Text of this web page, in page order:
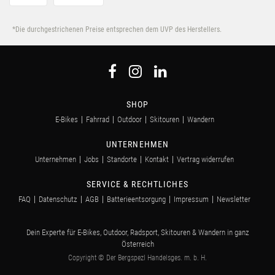
*Die durchgestrichenen Preise entsprechen dem UVP des Herstellers.
SHOP
E-Bikes Fahrrad Outdoor Skitouren Wandern
UNTERNEHMEN
Unternehmen Jobs Standorte Kontakt Vertrag widerrufen
SERVICE & RECHTLICHES
FAQ Datenschutz AGB Batterieentsorgung Impressum Newsletter
Dein Experte für E-Bikes, Outdoor, Radsport, Skitouren & Wandern in ganz
Österreich
Copyright © Der Bergspezl Handelsges. m. b. H.